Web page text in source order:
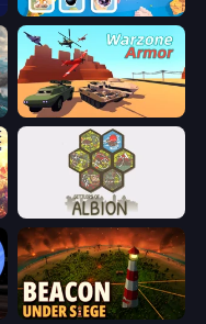
3D Sandbox: Battle of the Kingdoms
Warzone Armor
Settlers of Albion
Beacon Under Siege